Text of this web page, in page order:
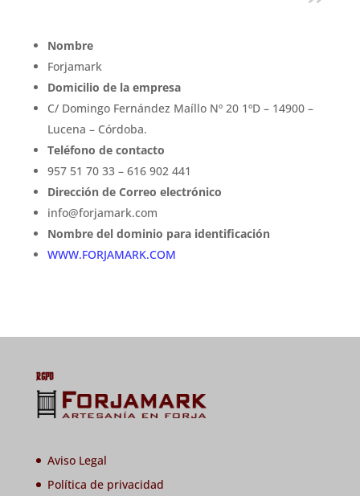
Nombre
Forjamark
Domicilio de la empresa
C/ Domingo Fernández Maíllo Nº 20 1ºD – 14900 –
Lucena – Córdoba.
Teléfono de contacto
957 51 70 33 – 616 902 441
Dirección de Correo electrónico
info@forjamark.com
Nombre del dominio para identificación
WWW.FORJAMARK.COM
RGPD
Aviso Legal
Política de privacidad